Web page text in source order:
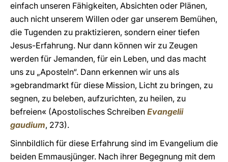
einfach unseren Fähigkeiten, Absichten oder Plänen,
auch nicht unserem Willen oder gar unserem Bemühen,
die Tugenden zu praktizieren, sondern einer tiefen
Jesus-Erfahrung. Nur dann können wir zu Zeugen
werden für Jemanden, für ein Leben, und das macht
uns zu „Aposteln“. Dann erkennen wir uns als
»gebrandmarkt für diese Mission, Licht zu bringen, zu
segnen, zu beleben, aufzurichten, zu heilen, zu
befreien« (Apostolisches Schreiben Evangelii
gaudium, 273).
Sinnbildlich für diese Erfahrung sind im Evangelium die
beiden Emmausjünger. Nach ihrer Begegnung mit dem